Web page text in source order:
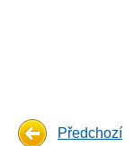
Předchozí